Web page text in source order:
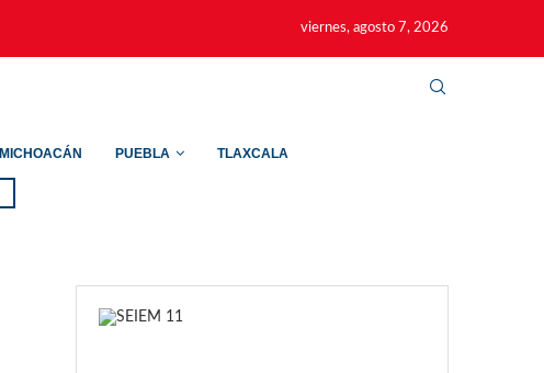
viernes, agosto 7, 2026
MICHOACÁN PUEBLA TLAXCALA